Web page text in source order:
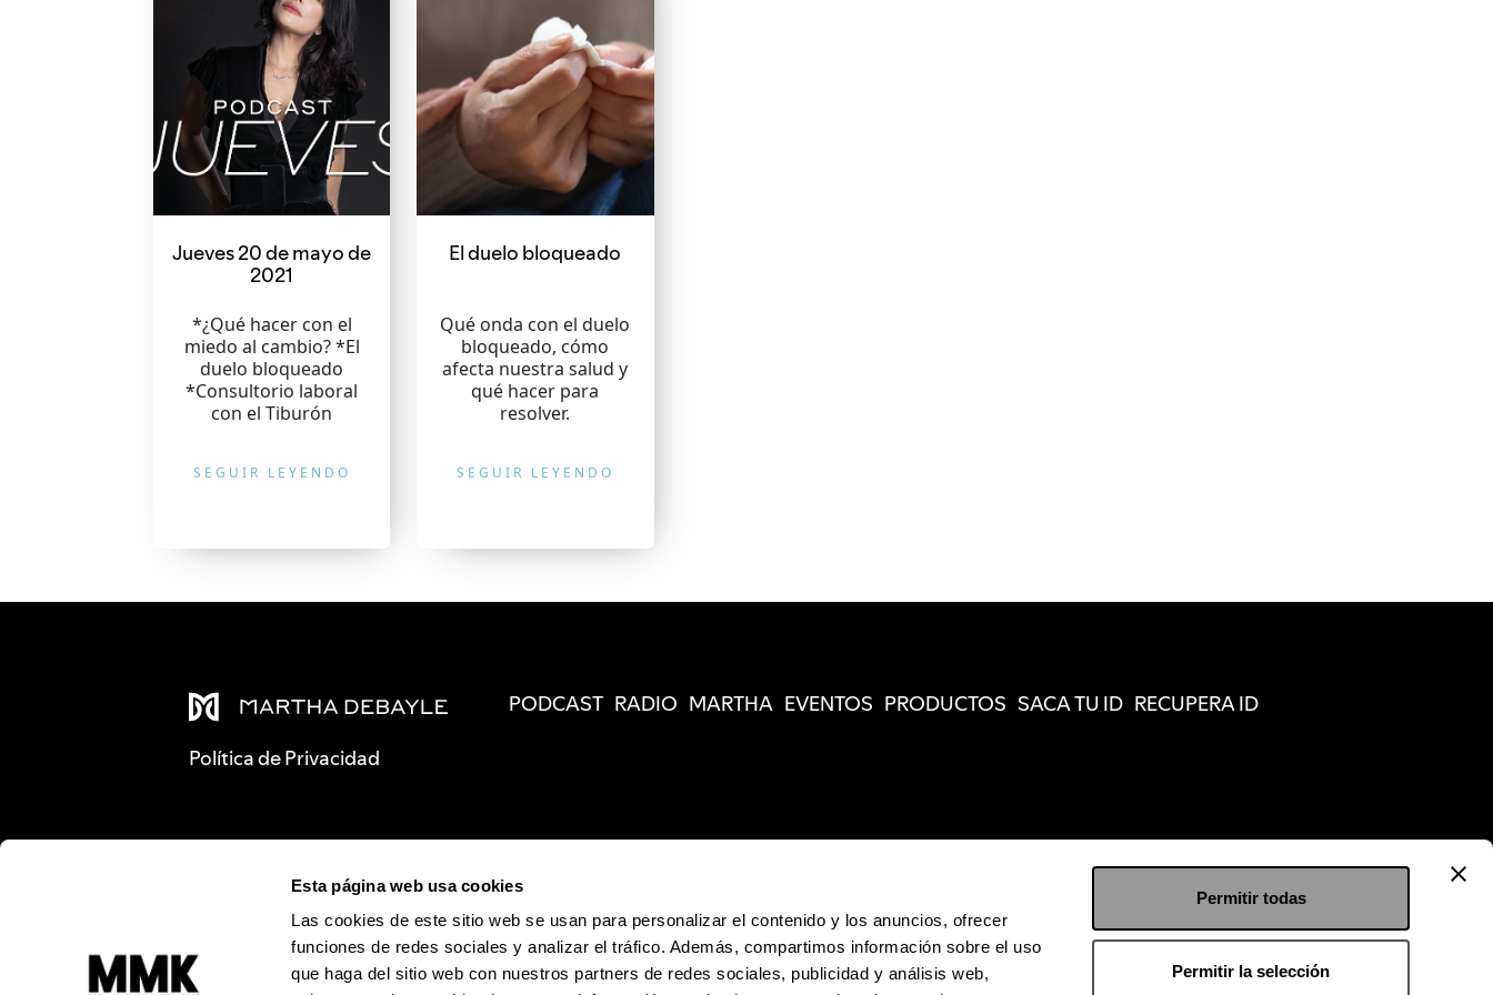
Esta página web usa cookies
Las cookies de este sitio web se usan para personalizar el contenido y los anuncios, ofrecer
funciones de redes sociales y analizar el tráfico. Además, compartimos información sobre el uso
que haga del sitio web con nuestros partners de redes sociales, publicidad y análisis web,
Permitir todas
Permitir la selección
Jueves 20 de mayo de
2021
*¿Qué hacer con el
miedo al cambio? *El
duelo bloqueado
*Consultorio laboral
con el Tiburón
SEGUIR LEYENDO
El duelo bloqueado
Qué onda con el duelo
bloqueado, cómo
afecta nuestra salud y
qué hacer para
resolver.
SEGUIR LEYENDO
Política de Privacidad
PODCAST RADIO MARTHA EVENTOS PRODUCTOS SACA TU ID RECUPERA ID